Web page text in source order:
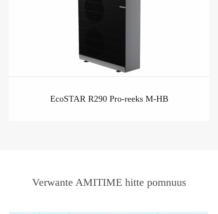
EcoSTAR R290 Pro-reeks M-HB
Verwante AMITIME hitte pomnuus